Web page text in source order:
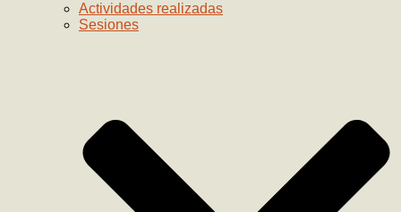
Actividades realizadas
Sesiones